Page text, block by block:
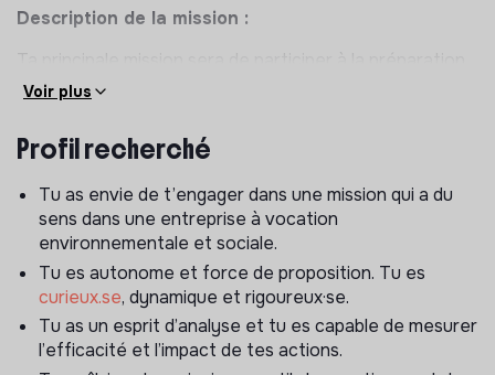
Description de la mission :
Ta principale mission sera de participer à la préparation
de l'inaugurationde la boutique-atelier, en étroite
collaboration avec l’équipe Kids&Mamas, et de
contribuer à la mise en place de la stratégie de
marketing digital et communication pour faire rayonner
dans les domaines suivants :
Veille
Réaliser des recherches et effectuer une veille sur
l’actualité de la mode éthique et responsable afin
d’alimenter nos contenus et d’identifier les bonnes
pratiques d’animation et les tendances d’influence
Voir plus
Profil recherché
Tu as envie de t’engager dans une mission qui a du
sens dans une entreprise à vocation
environnementale et sociale.
Tu es autonome et force de proposition. Tu es
curieux.se, dynamique et rigoureux·se.
Tu as un esprit d’analyse et tu es capable de mesurer
l’efficacité et l’impact de tes actions.